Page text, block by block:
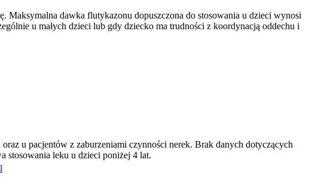
Maksymalna dawka flutykazonu dopuszczona do stosowania u dzieci wynosi
u małych dzieci lub gdy dziecko ma trudności z koordynacją oddechu i
u pacjentów z zaburzeniami czynności nerek. Brak danych dotyczących
stosowania leku u dzieci poniżej 4 lat.